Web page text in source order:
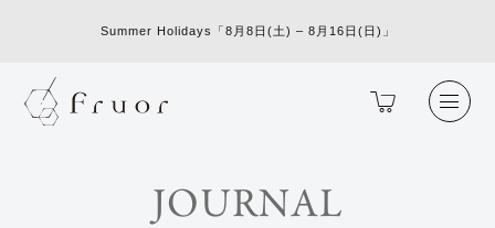
Summer Holidays「8月8日(土) – 8月16日(日)」
JOURNAL